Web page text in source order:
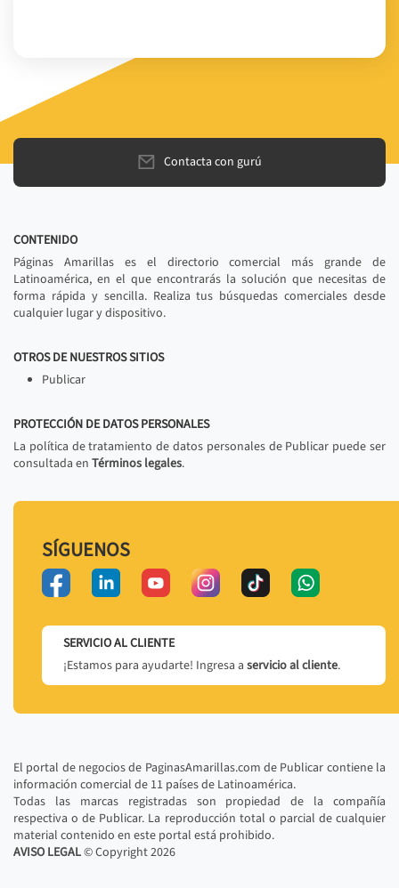
Contacta con gurú
CONTENIDO
Páginas Amarillas es el directorio comercial más grande de
Latinoamérica, en el que encontrarás la solución que necesitas de
forma rápida y sencilla. Realiza tus búsquedas comerciales desde
cualquier lugar y dispositivo.
OTROS DE NUESTROS SITIOS
Publicar
PROTECCIÓN DE DATOS PERSONALES
La política de tratamiento de datos personales de Publicar puede ser
consultada en Términos legales.
SÍGUENOS
SERVICIO AL CLIENTE
¡Estamos para ayudarte! Ingresa a servicio al cliente.
El portal de negocios de PaginasAmarillas.com de Publicar contiene la
información comercial de 11 países de Latinoamérica.
Todas las marcas registradas son propiedad de la compañía
respectiva o de Publicar. La reproducción total o parcial de cualquier
material contenido en este portal está prohibido.
AVISO LEGAL© Copyright2026